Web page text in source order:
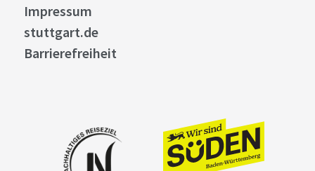
Impressum
stuttgart.de
Barrierefreiheit